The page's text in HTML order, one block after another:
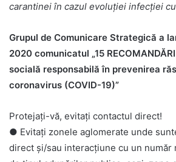
carantinei în cazul evoluției infecției
Grupul de Comunicare Strategică a
2020 comunicatul „15
socială responsabilă în prevenirea
coronavirus (COVID-19)”
Protejați-vă, evitați contactul direct!
● Evitați zonele aglomerate unde
direct și/sau interacțiune cu un număr